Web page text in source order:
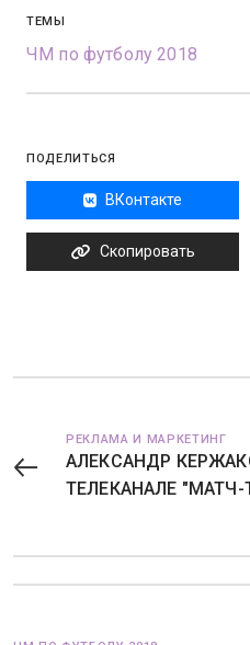
ТЕМЫ
ЧМ по футболу 2018
ПОДЕЛИТЬСЯ
ВКонтакте
Скопировать
РЕКЛАМА И МАРКЕТИНГ
АЛЕКСАНДР
ТЕЛЕКАНАЛЕ "МАТЧ-